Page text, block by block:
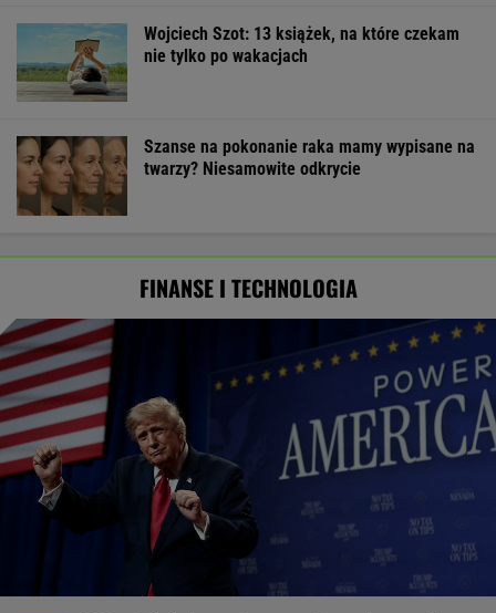
Wojciech Szot: 13 książek, na które czekam
nie tylko po wakacjach
Szanse na pokonanie raka mamy wypisane na
twarzy? Niesamowite odkrycie
FINANSE I TECHNOLOGIA